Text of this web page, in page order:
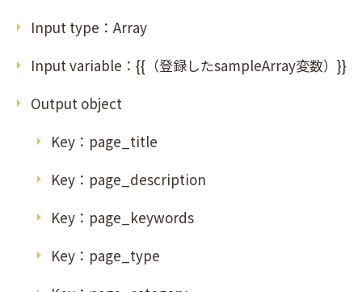
Input type：Array
Input variable：{{（登録したsampleArray変数）}}
Output object
Key：page_title
Key：page_description
Key：page_keywords
Key：page_type